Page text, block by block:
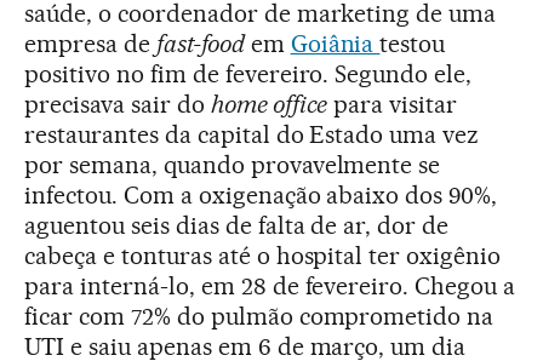
saúde, o coordenador de marketing de uma
empresa de fast-foodem Goiâniatestou
positivo no fim de fevereiro. Segundo ele,
precisava sair do home office para visitar
restaurantes da capital do Estado uma vez
por semana, quando provavelmente se
infectou. Com a oxigenação abaixo dos 90%,
aguentou seis dias de falta de ar, dor de
cabeça e tonturas até o hospital ter oxigênio
para interná-lo, em 28 de fevereiro. Chegou a
ficar com 72% do pulmão comprometido na
UTI e saiu apenas em 6 de março, um dia